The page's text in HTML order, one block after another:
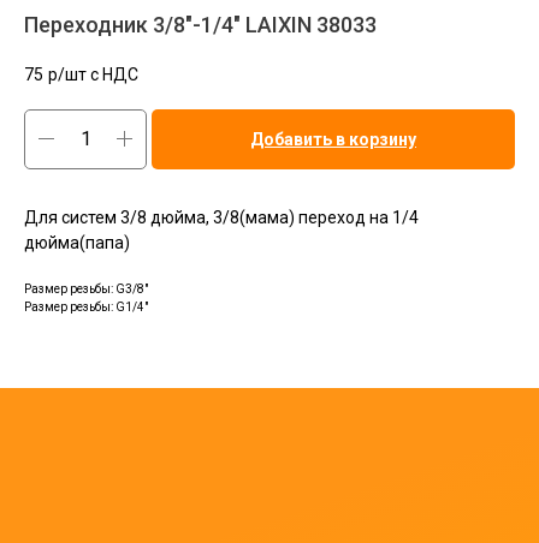
Переходник 3/8"-1/4" LAIXIN 38033
75 р/шт c НДС
Добавить в корзину
Для систем 3/8 дюйма, 3/8(мама) переход на 1/4
дюйма(папа)
Размер резьбы: G3/8"
Размер резьбы: G1/4"